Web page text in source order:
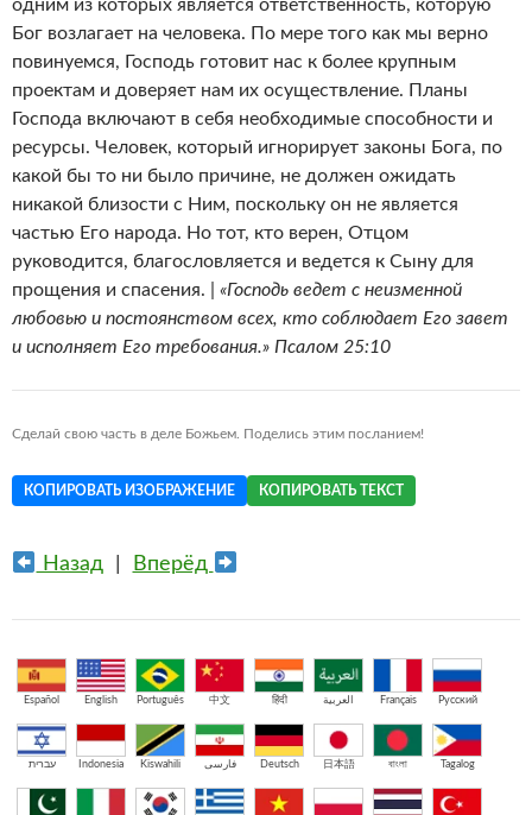
одним из которых является ответственность, которую
Бог возлагает на человека. По мере того как мы верно
повинуемся, Господь готовит нас к более крупным
проектам и доверяет нам их осуществление. Планы
Господа включают в себя необходимые способности и
ресурсы. Человек, который игнорирует законы Бога, по
какой бы то ни было причине, не должен ожидать
никакой близости с Ним, поскольку он не является
частью Его народа. Но тот, кто верен, Отцом
руководится, благословляется и ведется к Сыну для
прощения и спасения. | «Господь ведет с неизменной
любовью и постоянством всех, кто соблюдает Его завет
и исполняет Его требования.» Псалом 25:10
Сделай свою часть в деле Божьем. Поделись этим посланием!
КОПИРОВАТЬ ИЗОБРАЖЕНИЕ КОПИРОВАТЬ ТЕКСТ
Назад| Вперёд
Español English Português 中文 हिंदी العربية Français Русский
עברית Indonesia Kiswahili فارسی Deutsch 日本語 বাংলা Tagalog